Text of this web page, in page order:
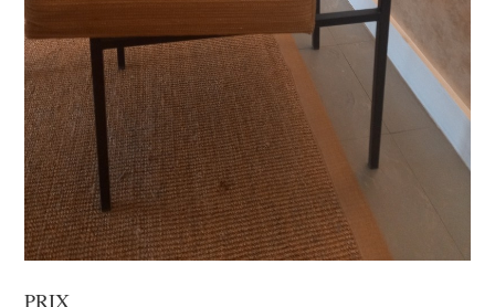
PRIX